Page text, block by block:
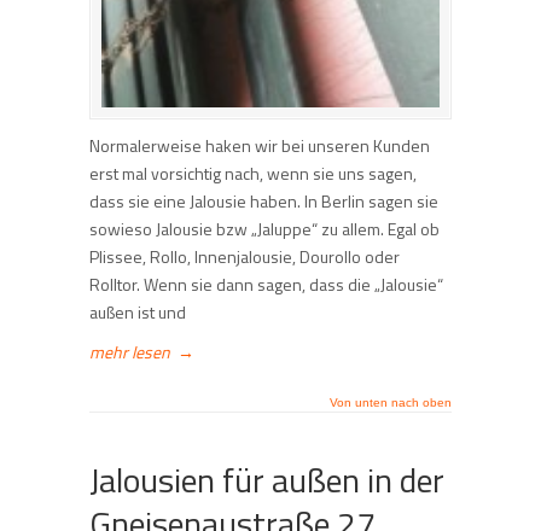
Normalerweise haken wir bei unseren Kunden
erst mal vorsichtig nach, wenn sie uns sagen,
dass sie eine Jalousie haben. In Berlin sagen sie
sowieso Jalousie bzw „Jaluppe“ zu allem. Egal ob
Plissee, Rollo, Innenjalousie, Dourollo oder
Rolltor. Wenn sie dann sagen, dass die „Jalousie“
außen ist und
mehr lesen →
Von unten nach oben
Jalousien für außen in der